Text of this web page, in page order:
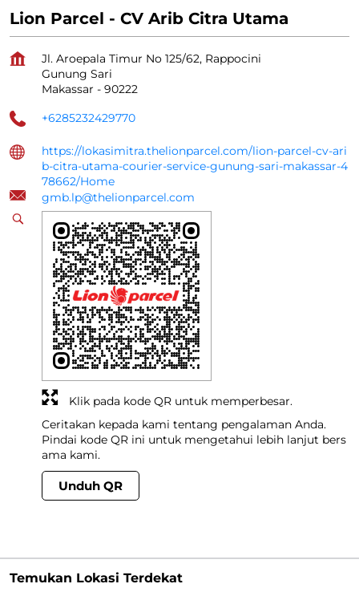
Lion Parcel - CV Arib Citra Utama
Jl. Aroepala Timur No 125/62, Rappocini
Gunung Sari
Makassar - 90222
+6285232429770
https://lokasimitra.thelionparcel.com/lion-parcel-cv-ari
b-citra-utama-courier-service-gunung-sari-makassar-4
78662/Home
gmb.lp@thelionparcel.com
Ceritakan kepada kami tentang pengalaman Anda.
Pindai kode QR ini untuk mengetahui lebih lanjut bers
ama kami.
Unduh QR
Klik pada kode QR untuk memperbesar.
Temukan Lokasi Terdekat